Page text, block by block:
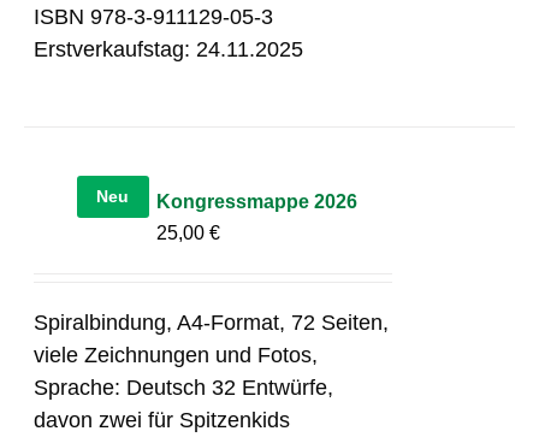
ISBN 978-3-911129-05-3
Erstverkaufstag: 24.11.2025
Neu
Kongressmappe 2026
25,00€
Spiralbindung, A4-Format, 72 Seiten,
viele Zeichnungen und Fotos,
Sprache: Deutsch 32 Entwürfe,
davon zwei für Spitzenkids